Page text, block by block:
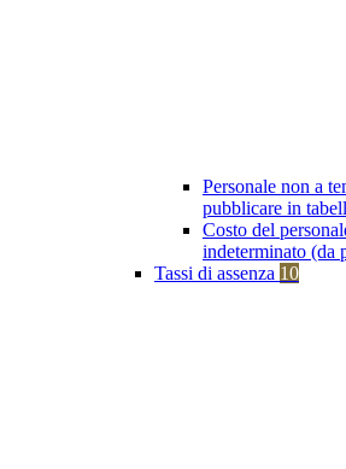
Personale non a
pubblicare in
Costo del
indeterminato (da
Tassi di assenza 10